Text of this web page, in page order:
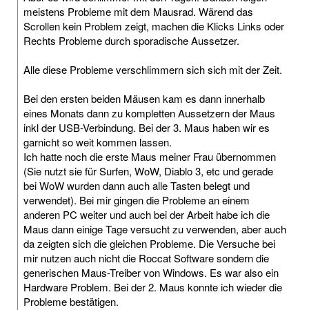
meistens Probleme mit dem Mausrad. Wärend das
Scrollen kein Problem zeigt, machen die Klicks Links oder
Rechts Probleme durch sporadische Aussetzer.
Alle diese Probleme verschlimmern sich sich mit der Zeit.
Bei den ersten beiden Mäusen kam es dann innerhalb
eines Monats dann zu kompletten Aussetzern der Maus
inkl der USB-Verbindung. Bei der 3. Maus haben wir es
garnicht so weit kommen lassen.
Ich hatte noch die erste Maus meiner Frau übernommen
(Sie nutzt sie für Surfen, WoW, Diablo 3, etc und gerade
bei WoW wurden dann auch alle Tasten belegt und
verwendet). Bei mir gingen die Probleme an einem
anderen PC weiter und auch bei der Arbeit habe ich die
Maus dann einige Tage versucht zu verwenden, aber auch
da zeigten sich die gleichen Probleme. Die Versuche bei
mir nutzen auch nicht die Roccat Software sondern die
generischen Maus-Treiber von Windows. Es war also ein
Hardware Problem. Bei der 2. Maus konnte ich wieder die
Probleme bestätigen.